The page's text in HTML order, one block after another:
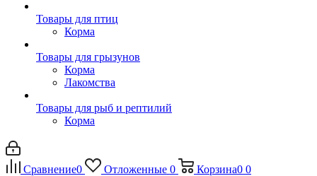
Товары для птиц
Корма
Товары для грызунов
Корма
Лакомства
Товары для рыб и рептилий
Корма
Сравнение0 Отложенные 0 Корзина0 0